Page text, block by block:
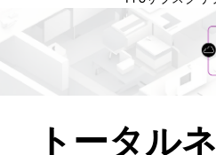
トータル